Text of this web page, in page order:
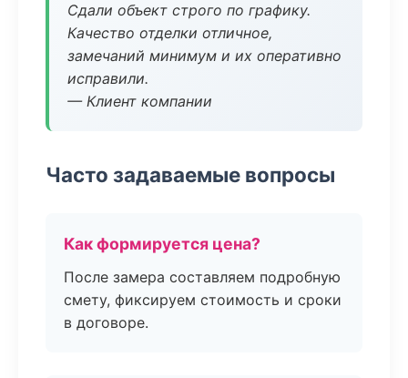
Сдали объект строго по графику.
Качество отделки отличное,
замечаний минимум и их оперативно
исправили.
— Клиент компании
Часто задаваемые вопросы
Как формируется цена?
После замера составляем подробную
смету, фиксируем стоимость и сроки
в договоре.